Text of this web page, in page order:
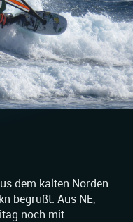
dem kalten Norden
begrüßt. Aus NE,
noch mit